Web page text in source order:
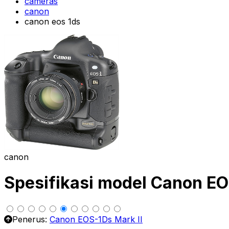
canon
canon eos 1ds
canon
Spesifikasi model Canon
Penerus: Canon EOS-1Ds Mark II